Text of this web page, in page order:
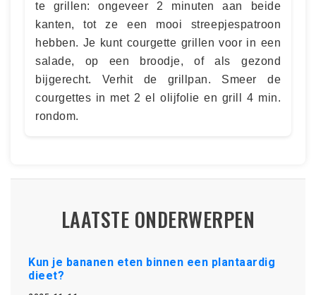
te grillen: ongeveer 2 minuten aan beide
kanten, tot ze een mooi streepjespatroon
hebben. Je kunt courgette grillen voor in een
salade, op een broodje, of als gezond
bijgerecht. Verhit de grillpan. Smeer de
courgettes in met 2 el olijfolie en grill 4 min.
rondom.
LAATSTE ONDERWERPEN
Kun je bananen eten binnen een plantaardig
dieet?